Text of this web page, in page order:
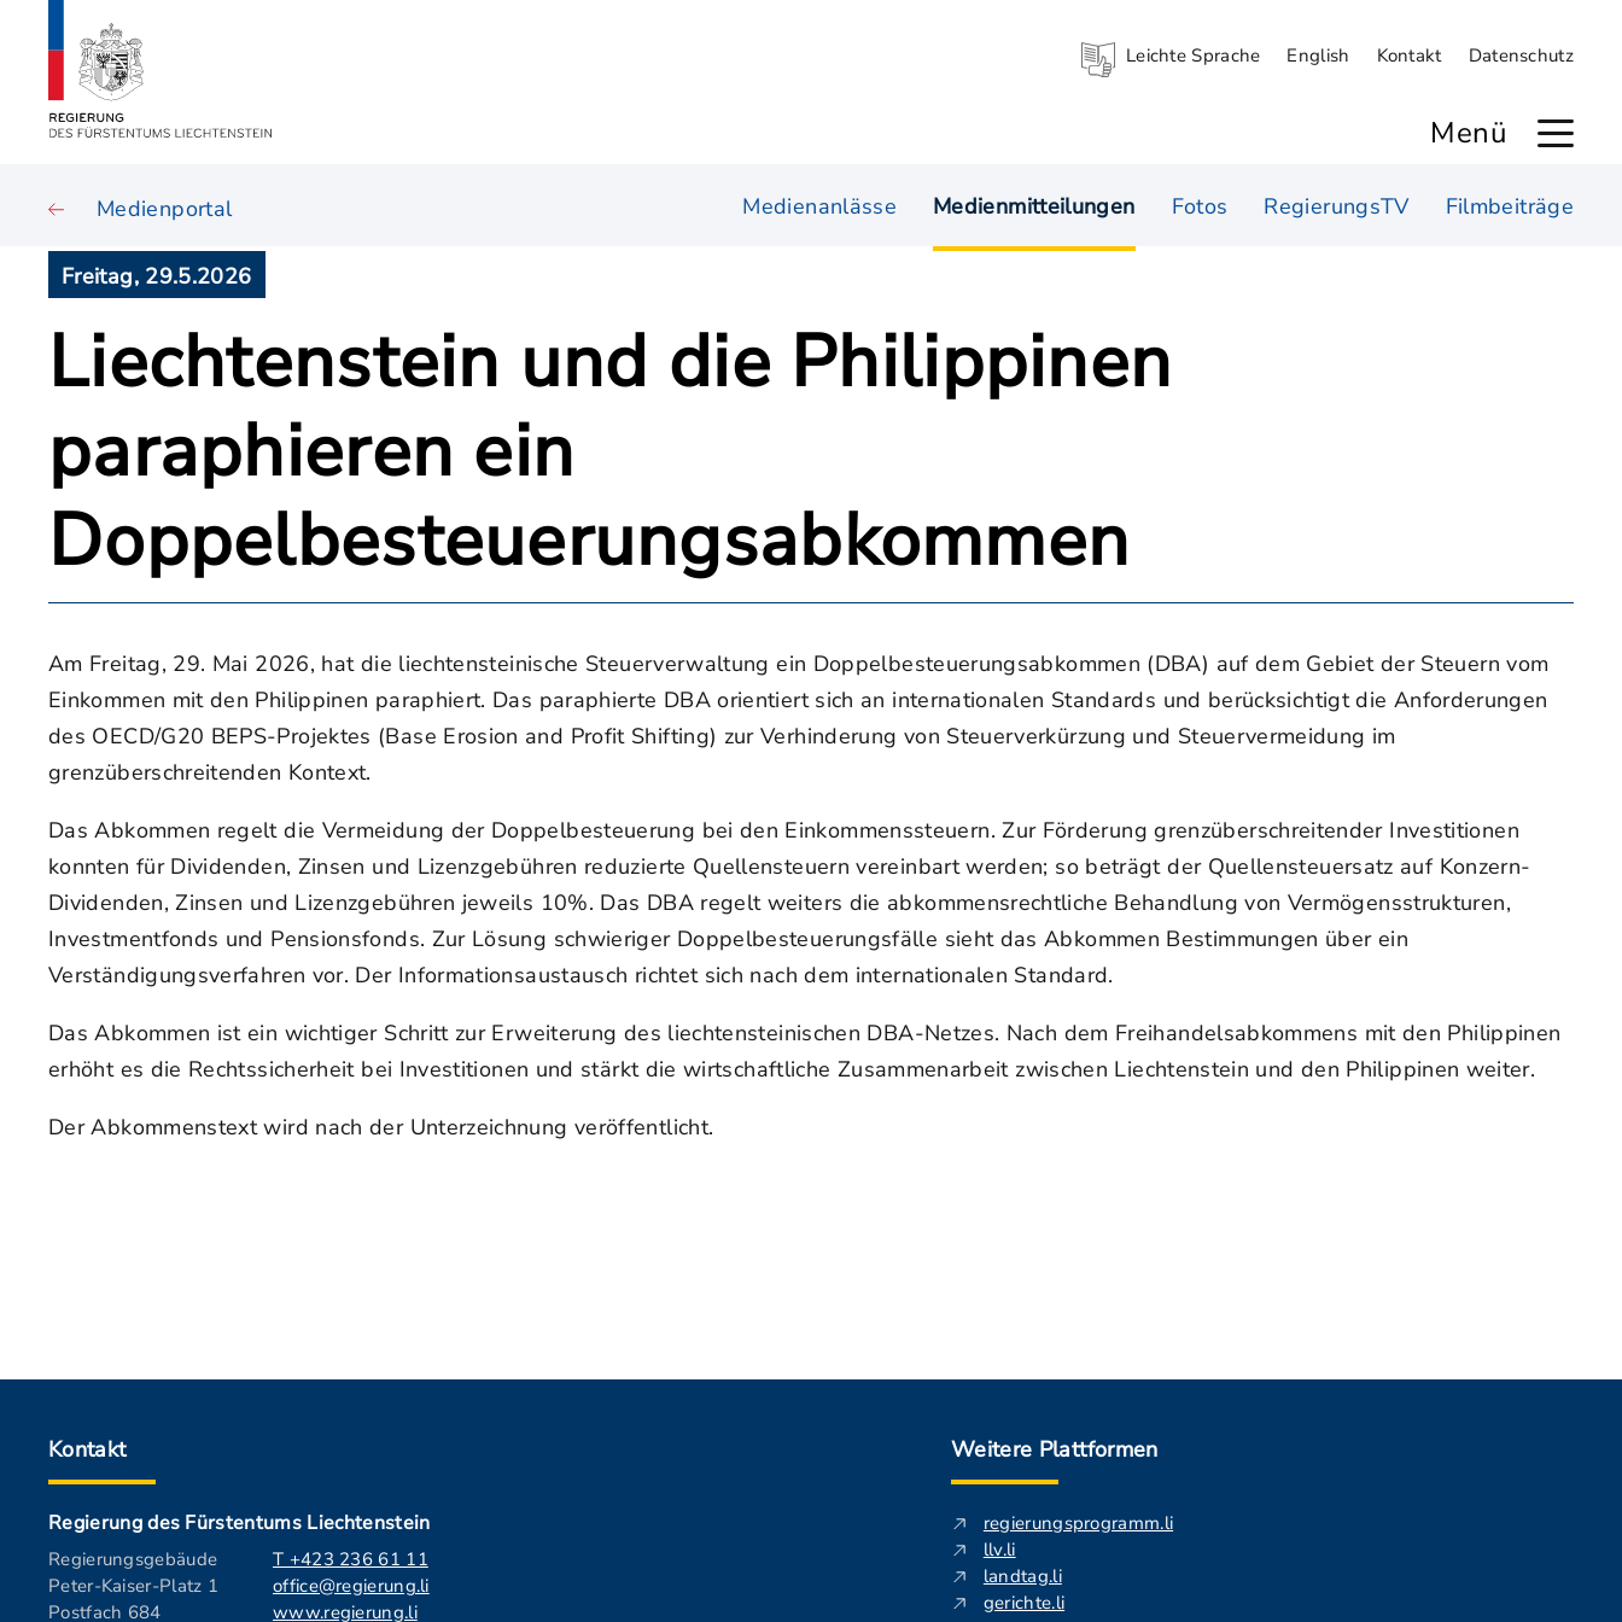
Leichte Sprache English Kontakt Datenschutz
Menü
Medienportal Medienanlässe Medienmitteilungen Fotos RegierungsTV Filmbeiträge
Freitag, 29.5.2026
Liechtenstein und die Philippinen
paraphieren ein
Doppelbesteuerungsabkommen
Am Freitag, 29. Mai 2026, hat die liechtensteinische Steuerverwaltung ein Doppelbesteuerungsabkommen (DBA) auf dem Gebiet der Steuern vom
Einkommen mit den Philippinen paraphiert. Das paraphierte DBA orientiert sich an internationalen Standards und berücksichtigt die Anforderungen
des OECD/G20 BEPS-Projektes (Base Erosion and Profit Shifting) zur Verhinderung von Steuerverkürzung und Steuervermeidung im
grenzüberschreitenden Kontext.
Das Abkommen regelt die Vermeidung der Doppelbesteuerung bei den Einkommenssteuern. Zur Förderung grenzüberschreitender Investitionen
konnten für Dividenden, Zinsen und Lizenzgebühren reduzierte Quellensteuern vereinbart werden; so beträgt der Quellensteuersatz auf Konzern-
Dividenden, Zinsen und Lizenzgebühren jeweils 10%. Das DBA regelt weiters die abkommensrechtliche Behandlung von Vermögensstrukturen,
Investmentfonds und Pensionsfonds. Zur Lösung schwieriger Doppelbesteuerungsfälle sieht das Abkommen Bestimmungen über ein
Verständigungsverfahren vor. Der Informationsaustausch richtet sich nach dem internationalen Standard.
Das Abkommen ist ein wichtiger Schritt zur Erweiterung des liechtensteinischen DBA-Netzes. Nach dem Freihandelsabkommens mit den Philippinen
erhöht es die Rechtssicherheit bei Investitionen und stärkt die wirtschaftliche Zusammenarbeit zwischen Liechtenstein und den Philippinen weiter.
Der Abkommenstext wird nach der Unterzeichnung veröffentlicht.
Kontakt
Regierung des Fürstentums Liechtenstein
Regierungsgebäude
Peter-Kaiser-Platz 1
Postfach 684
T +423 236 61 11
office@regierung.li
www.regierung.li
Weitere Plattformen
regierungsprogramm.li
llv.li
landtag.li
gerichte.li